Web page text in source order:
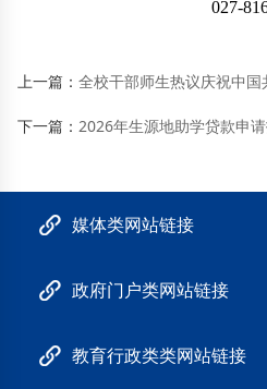
027-
上一篇：全校干部师生热议庆祝中
下一篇：2026年生源地助学贷款申请
媒体类网站链接
政府门户类网站链接
教育行政类类网站链接